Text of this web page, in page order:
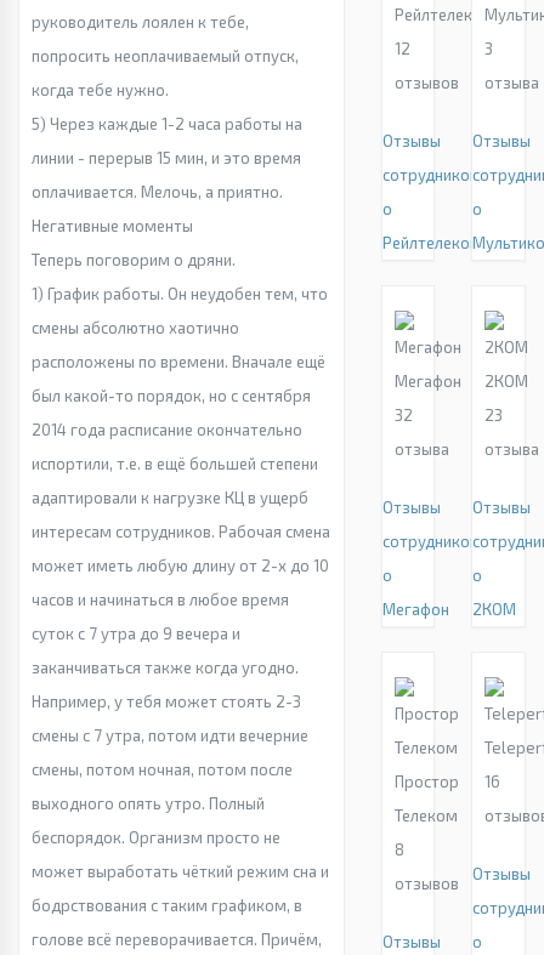
руководитель лоялен к тебе,
попросить неоплачиваемый отпуск,
когда тебе нужно.
5) Через каждые 1-2 часа работы на
линии - перерыв 15 мин, и это время
оплачивается. Мелочь, а приятно.
Негативные моменты
Теперь поговорим о дряни.
1) График работы. Он неудобен тем, что
смены абсолютно хаотично
расположены по времени. Вначале ещё
был какой-то порядок, но с сентября
2014 года расписание окончательно
испортили, т.е. в ещё большей степени
адаптировали к нагрузке КЦ в ущерб
интересам сотрудников. Рабочая смена
может иметь любую длину от 2-х до 10
часов и начинаться в любое время
суток с 7 утра до 9 вечера и
заканчиваться также когда угодно.
Например, у тебя может стоять 2-3
смены с 7 утра, потом идти вечерние
смены, потом ночная, потом после
выходного опять утро. Полный
беспорядок. Организм просто не
может выработать чёткий режим сна и
бодрствования с таким графиком, в
голове всё переворачивается. Причём,
Рейлтелеком
12
отзывов
Отзывы
сотрудников
о
Рейлтелеком
3
отзыва
Отзывы
о
Мегафон
32
отзыва
Отзывы
сотрудников
о
Мегафон
2КОМ
23
отзыва
Отзывы
о
2КОМ
Простор
Телеком
8
отзывов
Отзывы
16
Отзывы
о